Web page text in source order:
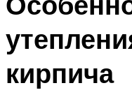
кирпича